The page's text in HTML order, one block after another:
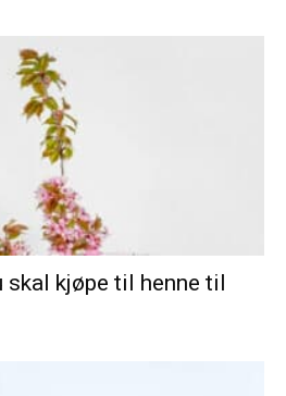
skal kjøpe til henne til